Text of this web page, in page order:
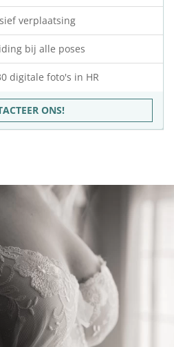
verplaatsing
bij alle poses
digitale foto's in HR
ONS!